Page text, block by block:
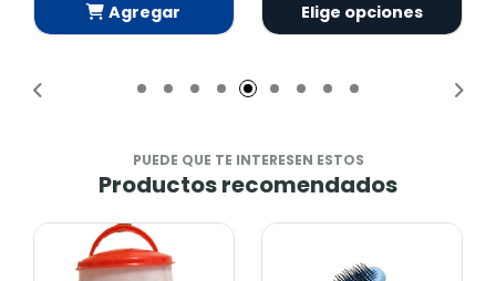
Elige opciones
PUEDE QUE TE INTERESEN ESTOS
Productos recomendados